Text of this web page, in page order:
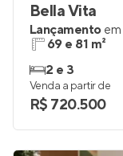
Bella Vita
Lançamento em
69 e 81 m²
2 e 3
Venda a partir de
R$ 720.500